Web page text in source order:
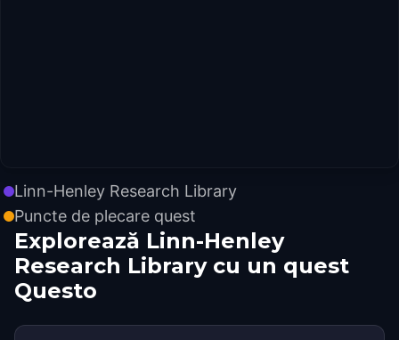
Linn-Henley Research Library
Puncte de plecare quest
Explorează Linn-Henley
Research Library cu un quest
Questo